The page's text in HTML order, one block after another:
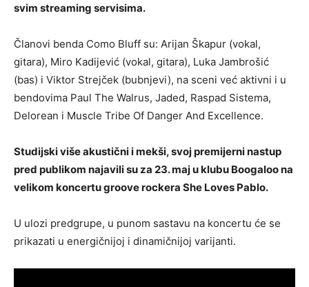
svim streaming servisima.
Članovi benda Como Bluff su: Arijan Škapur (vokal,
gitara), Miro Kadijević (vokal, gitara), Luka Jambrošić
(bas) i Viktor Strejček (bubnjevi), na sceni već aktivni i u
bendovima Paul The Walrus, Jaded, Raspad Sistema,
Delorean i Muscle Tribe Of Danger And Excellence.
Studijski više akustični i mekši, svoj premijerni nastup
pred publikom najavili su za 23. maj u klubu Boogaloo na
velikom koncertu groove rockera She Loves Pablo.
U ulozi predgrupe, u punom sastavu na koncertu će se
prikazati u energičnijoj i dinamičnijoj varijanti.